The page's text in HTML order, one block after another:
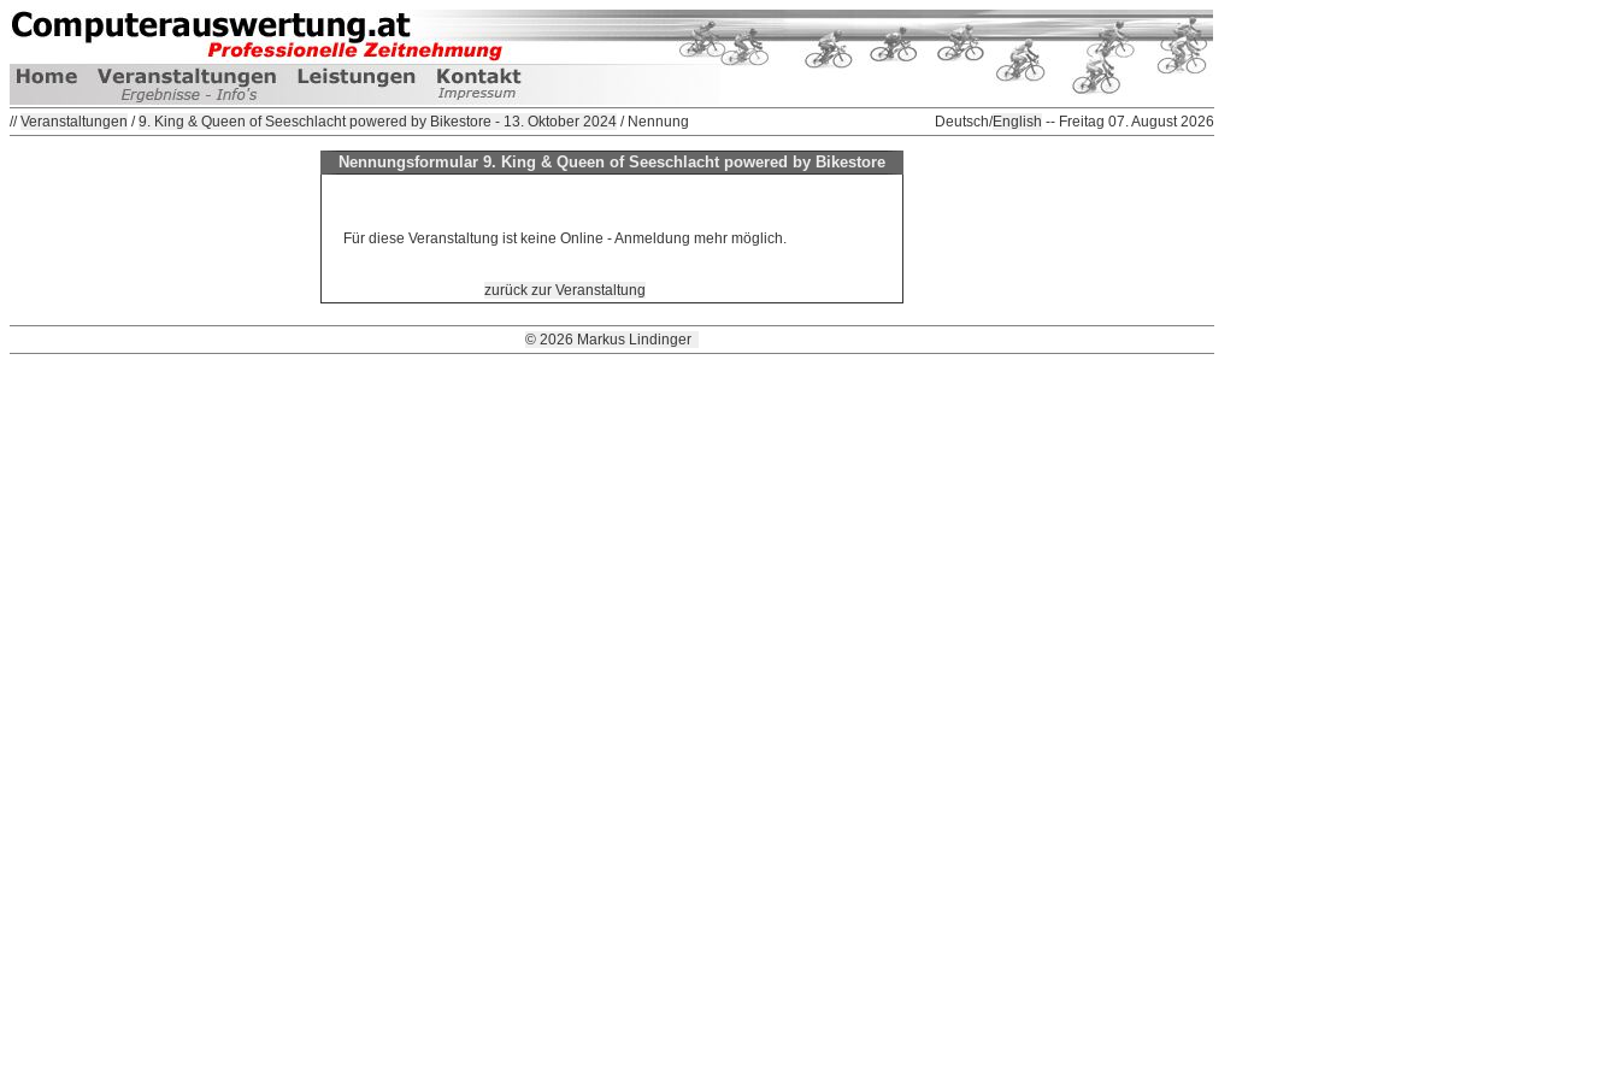
//Veranstaltungen /9. King & Queen of Seeschlacht powered by Bikestore - 13. Oktober 2024 / Nennung Deutsch/English -- Freitag 07. August 2026
Nennungsformular 9. King & Queen of Seeschlacht powered by Bikestore
Für diese Veranstaltung ist keine Online - Anmeldung mehr möglich.
zurück zur Veranstaltung
© 2026 Markus Lindinger